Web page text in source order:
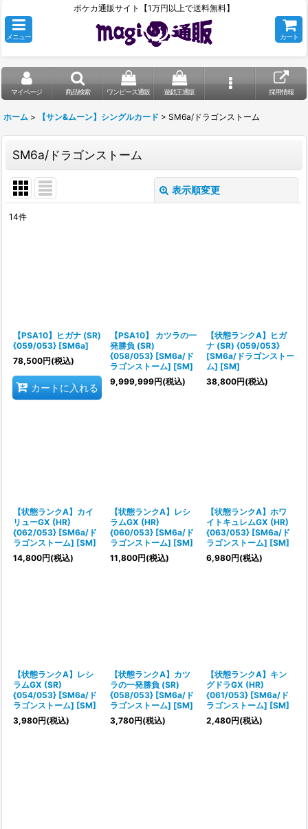
ポケカ通販サイト【1万円以上で送料無料】
メニュー カート
マイページ 商品検索 ワンピース通販 遊戯王通販 採用情報
ホーム > 【サン&ムーン】シングルカード > SM6a/ドラゴンストーム
SM6a/ドラゴンストーム
表示順変更
絞り込む
14件
【PSA10】ヒガナ (SR)
{059/053} [SM6a]
78,500円(税込)
カートに入れる
【PSA10】 カツラの一
発勝負 (SR)
{058/053} [SM6a/ド
ラゴンストーム] [SM]
9,999,999円(税込)
【状態ランクA】ヒガ
ナ (SR) {059/053}
[SM6a/ドラゴンストー
ム] [SM]
38,800円(税込)
【状態ランクA】カイ
リューGX (HR)
{062/053} [SM6a/ド
ラゴンストーム] [SM]
14,800円(税込)
【状態ランクA】レシ
ラムGX (HR)
{060/053} [SM6a/ド
ラゴンストーム] [SM]
11,800円(税込)
【状態ランクA】ホワ
イトキュレムGX (HR)
{063/053} [SM6a/ド
ラゴンストーム] [SM]
6,980円(税込)
【状態ランクA】レシ
ラムGX (SR)
{054/053} [SM6a/ド
ラゴンストーム] [SM]
3,980円(税込)
【状態ランクA】カツ
ラの一発勝負 (SR)
{058/053} [SM6a/ド
ラゴンストーム] [SM]
3,780円(税込)
【状態ランクA】キン
グドラGX (HR)
{061/053} [SM6a/ド
ラゴンストーム] [SM]
2,480円(税込)